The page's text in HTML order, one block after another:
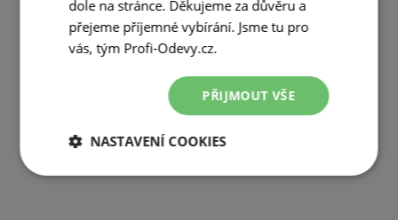
dole na stránce. Děkujeme za důvěru a
přejeme příjemné vybírání. Jsme tu pro
vás, tým Profi-Odevy.cz.
PŘIJMOUT VŠE
NASTAVENÍ COOKIES